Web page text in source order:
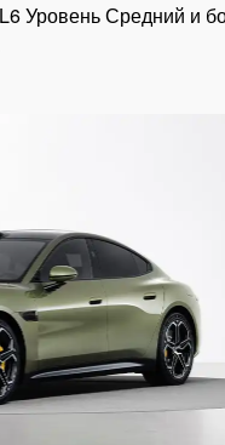
Уровень Средний и